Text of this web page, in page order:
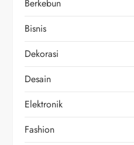
Berkebun
Bisnis
Dekorasi
Desain
Elektronik
Fashion